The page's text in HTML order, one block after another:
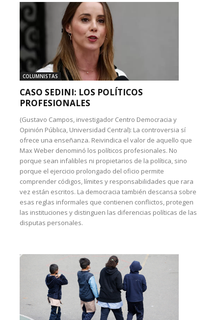
COLUMNISTAS
CASO SEDINI: LOS POLÍTICOS
PROFESIONALES
(Gustavo Campos, investigador Centro Democracia y
Opinión Pública, Universidad Central): La controversia sí
ofrece una enseñanza. Reivindica el valor de aquello que
Max Weber denominó los políticos profesionales. No
porque sean infalibles ni propietarios de la política, sino
porque el ejercicio prolongado del oficio permite
comprender códigos, límites y responsabilidades que rara
vez están escritos. La democracia también descansa sobre
esas reglas informales que contienen conflictos, protegen
las instituciones y distinguen las diferencias políticas de las
disputas personales.